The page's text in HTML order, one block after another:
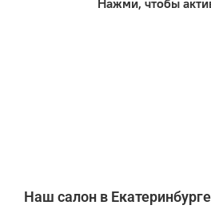
Наш салон в Екатеринбурге